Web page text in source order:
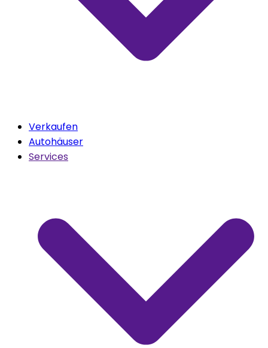
Verkaufen
Autohäuser
Services